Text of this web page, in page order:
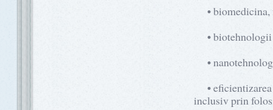
• biomedicina,
• biotehnologii
•
• eficientizarea
inclusiv prin